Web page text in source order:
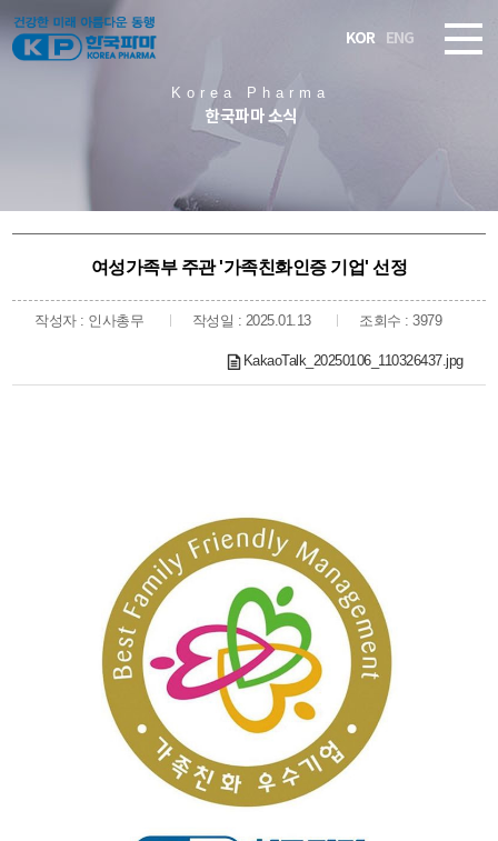
KOR ENG
Korea Pharma
한국파마 소식
여성가족부 주관 '가족친화인증 기업' 선정
작성자 : 인사총무 작성일 : 2025.01.13 조회수 : 3979
KakaoTalk_20250106_110326437.jpg